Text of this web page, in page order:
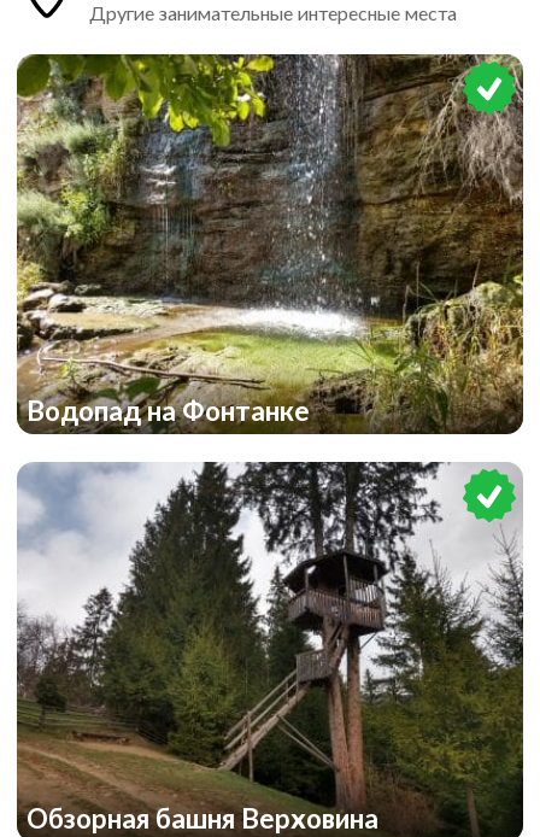
Другие занимательные интересные места
Водопад на Фонтанке
Обзорная башня Верховина